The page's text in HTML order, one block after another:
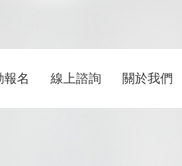
報名 線上諮詢 關於我們